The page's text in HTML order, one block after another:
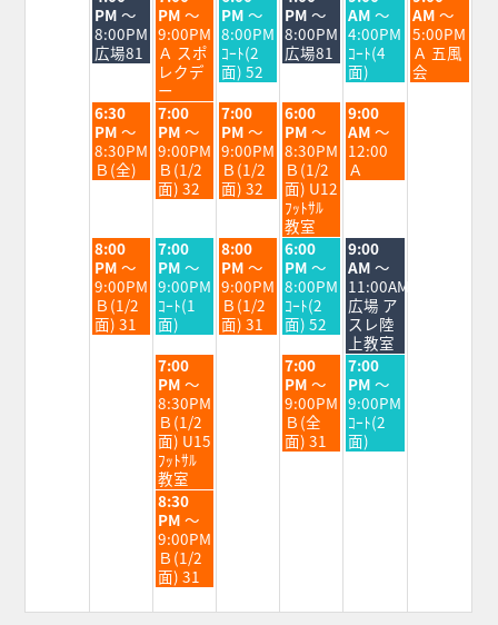
2026
2026
2026
2026
2026
2026
曜
日,
9
月
2026
PM ～
8:00PM
広場81
曜
日,
9
月
2nd
2026
PM ～
9:00PM
Ａ スポ
レクデ
ー
曜
日,
9
月
3rd
2026
PM ～
8:00PM
ｺｰﾄ(2
面) 52
曜
日,
9
月
2026
PM ～
8:00PM
広場81
曜
日,
9
月
5th
2026
AM ～
4:00PM
ｺｰﾄ(4
面)
曜
日,
9
月
6th
AM ～
5:00PM
Ａ 五風
会
火
曜
日,
9
月
6:30
PM ～
8:30PM
Ｂ(全)
水
曜
日,
9
月
2nd
7:00
PM ～
9:00PM
Ｂ(1/2
面) 32
木
曜
日,
9
月
3rd
7:00
PM ～
9:00PM
Ｂ(1/2
面) 32
金
曜
日,
9
月
4th
2026
6:00
PM ～
8:30PM
Ｂ(1/2
面) U12
ﾌｯﾄｻﾙ
教室
土
曜
日,
9
月
9:00
AM ～
12:00
Ａ
火
曜
日,
9
月
1st
8:00
PM ～
9:00PM
Ｂ(1/2
面) 31
水
曜
日,
9
月
2nd
2026
7:00
PM ～
9:00PM
ｺｰﾄ(1
面)
木
曜
日,
9
月
3rd
8:00
PM ～
9:00PM
Ｂ(1/2
面) 31
金
曜
日,
9
月
4th
2026
6:00
PM ～
8:00PM
ｺｰﾄ(2
面) 52
土
曜
日,
9
月
5th
2026
9:00
AM ～
11:00AM
広場 ア
スレ陸
上教室
水
曜
日,
9
月
2nd
2026
7:00
PM ～
8:30PM
Ｂ(1/2
面) U15
ﾌｯﾄｻﾙ
教室
金
曜
日,
9
月
4th
7:00
PM ～
9:00PM
Ｂ(全
面) 31
土
曜
日,
9
月
5th
7:00
PM ～
9:00PM
ｺｰﾄ(2
面)
水
曜
日,
9
月
2nd
2026
8:30
PM ～
9:00PM
Ｂ(1/2
面) 31